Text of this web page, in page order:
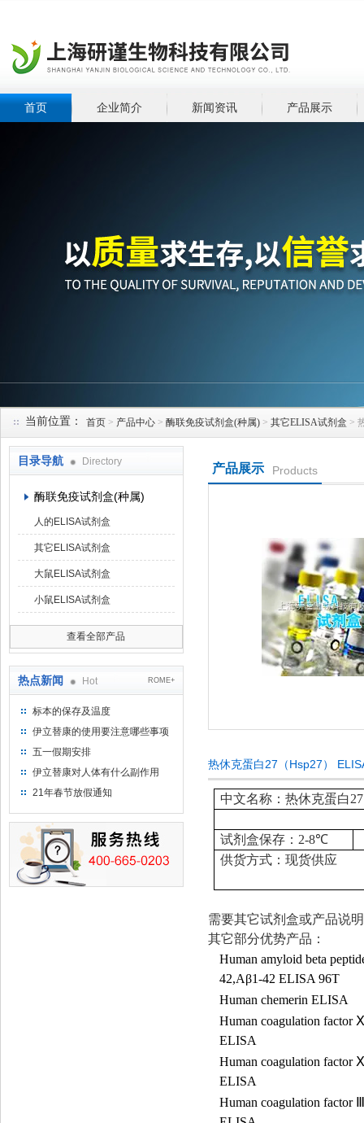
首页 企业简介 新闻资讯 产品展示
当前位置： 首页 > 产品中心 > 酶联免疫试剂盒(种属) > 其它ELISA试剂盒 >
目录导航 Directory
酶联免疫试剂盒(种属)
人的ELISA试剂盒
其它ELISA试剂盒
大鼠ELISA试剂盒
小鼠ELISA试剂盒
查看全部产品
热点新闻 Hot ROME+
标本的保存及温度
伊立替康的使用要注意哪些事项
五一假期安排
伊立替康对人体有什么副作用
21年春节放假通知
产品展示 Products
热休克蛋白27（Hsp27）
中文名称：热休克蛋白
试剂盒保存： 2-8℃
供货方式：现货供应
需要其它试剂盒或产品说
其它部分优势产品：
Human amyloid beta
42,Aβ1-42 ELISA 96T
Human chemerin ELISA
Human coagulation factor
ELISA
Human coagulation factor
ELISA
Human coagulation factor